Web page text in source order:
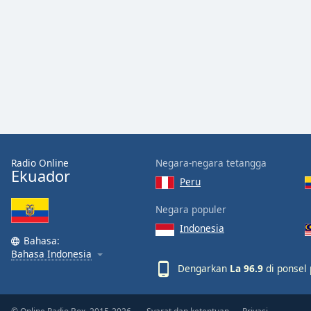
window.
dialog
window.
Escape
will
and
Radio Online
Ekuador
Bahasa:
Bahasa Indonesia
Negara-negara tetangga
Peru
Negara populer
Indonesia
Dengarkan La 96.9 di ponsel